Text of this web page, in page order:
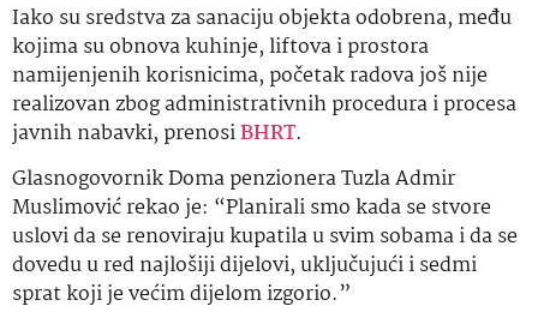
Iako su sredstva za sanaciju objekta odobrena, među
kojima su obnova kuhinje, liftova i prostora
namijenjenih korisnicima, početak radova još nije
realizovan zbog administrativnih procedura i procesa
javnih nabavki, prenosiBHRT.
Glasnogovornik Doma penzionera Tuzla Admir
Muslimović rekao je: “Planirali smo kada se stvore
uslovi da se renoviraju kupatila u svim sobama i da se
dovedu u red najlošiji dijelovi, uključujući i sedmi
sprat koji je većim dijelom izgorio.”